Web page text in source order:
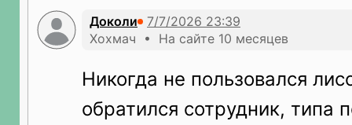
Доколи
Хохмач • На сайте 10 месяцев
Никогда не пользовался
обратился сотрудник, типа